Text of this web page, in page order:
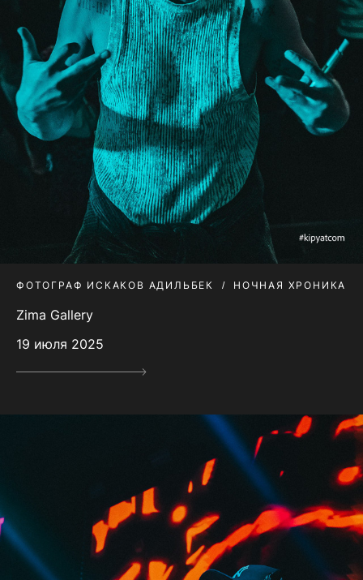
ФОТОГРАФ ИСКАКОВ АДИЛЬБЕК НОЧНАЯ ХРОНИКА
Zima Gallery
19 июля 2025